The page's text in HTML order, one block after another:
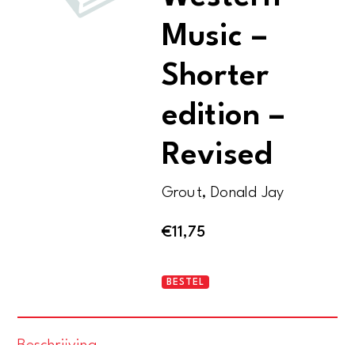
Music –
Shorter
edition –
Revised
Grout, Donald Jay
€11,75
ABESTEL